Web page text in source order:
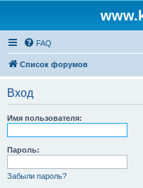
FAQ
Список форумов
Вход
Имя пользователя:
Пароль:
Забыли пароль?